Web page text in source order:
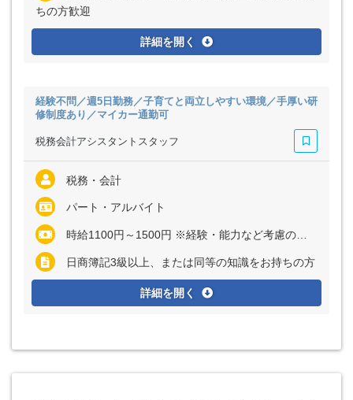
ちの方歓迎
詳細を開く
経験不問／週5日勤務／子育てと両立しやすい環境／手厚い研
修制度あり／マイカー通勤可
税務会計アシスタントスタッフ
税務・会計
パート・アルバイト
時給1100円～1500円 ※経験・能力など考慮の上、決定いたします
日商簿記3級以上、または同等の知識をお持ちの方
詳細を開く